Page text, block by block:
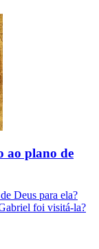
ao plano de
Deus para ela?
foi visitá-la?